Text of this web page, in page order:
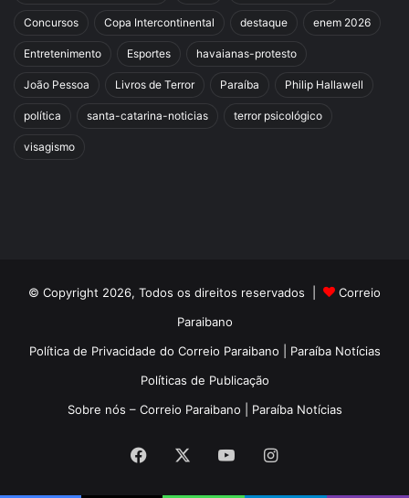
Concursos Copa Intercontinental destaque enem 2026
Entretenimento Esportes havaianas-protesto
João Pessoa Livros de Terror Paraíba Philip Hallawell
política santa-catarina-noticias terror psicológico
visagismo
© Copyright 2026, Todos os direitos reservados |
Correio
Paraibano
Política de Privacidade do Correio Paraibano | Paraíba Notícias
Políticas de Publicação
Sobre nós – Correio Paraibano | Paraíba Notícias
Facebook YouTubeInstagram